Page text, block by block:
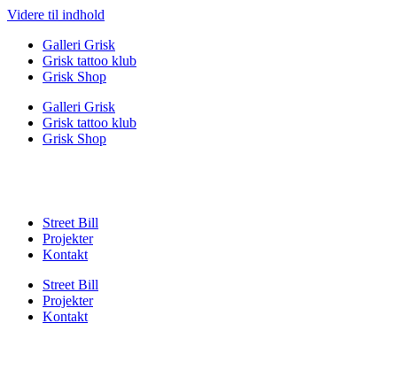
Videre til indhold
Galleri Grisk
Grisk tattoo klub
Grisk Shop
Galleri Grisk
Grisk tattoo klub
Grisk Shop
Street Bill
Projekter
Kontakt
Street Bill
Projekter
Kontakt